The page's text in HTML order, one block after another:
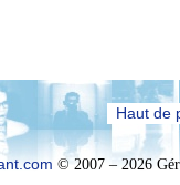
Haut de
© 2007 – 2026